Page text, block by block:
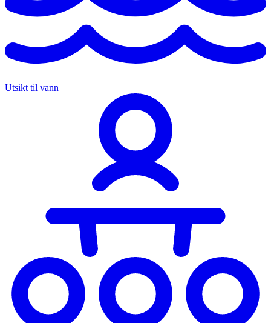
Utsikt til vann